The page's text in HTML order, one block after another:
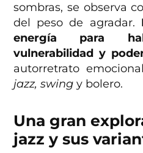
sombras, se observa
del peso de agradar.
energía para
vulnerabilidad y
autorretrato
jazz, swing y bolero.
Una gran
jazz y sus